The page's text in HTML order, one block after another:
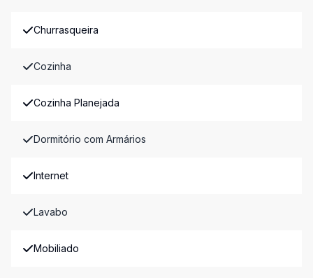
Churrasqueira
Cozinha
Cozinha Planejada
Dormitório com Armários
Internet
Lavabo
Mobiliado